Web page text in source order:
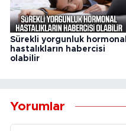
Sürekli yorgunluk hormonal
hastalıkların habercisi
olabilir
Yorumlar